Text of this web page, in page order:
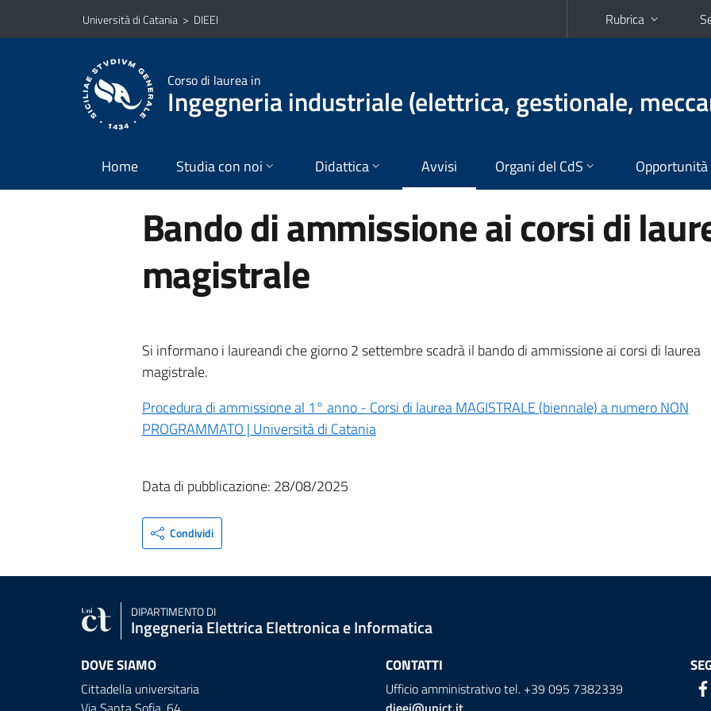
Vai al contenuto principale
Vai al menu di navigazione
Università di Catania > DIEEI Rubrica
Corso di laurea in
Ingegneria industriale (elettrica, gestionale,
Home Studia con noi Didattica Avvisi Organi del CdS Opportunità
Bando di ammissione ai corsi di
magistrale
Si informano i laureandi che giorno 2 settembre scadrà il bando di ammissione ai corsi di laurea
magistrale.
Procedura di ammissione al 1° anno - Corsi di laurea MAGISTRALE (biennale) a numero NON
PROGRAMMATO | Università di Catania
Data di pubblicazione: 28/08/2025
Condividi
DIPARTIMENTO DI
Ingegneria Elettrica Elettronica e Informatica
DOVE SIAMO
Cittadella universitaria
CONTATTI
Ufficio amministrativo tel. +39 095 7382339